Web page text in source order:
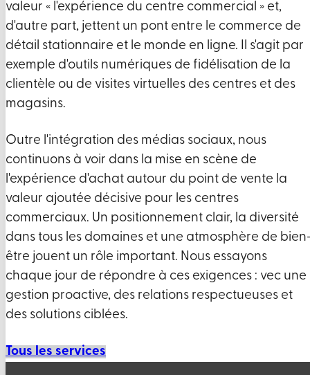
valeur « l'expérience du centre commercial » et,
d'autre part, jettent un pont entre le commerce de
détail stationnaire et le monde en ligne. Il s'agit par
exemple d'outils numériques de fidélisation de la
clientèle ou de visites virtuelles des centres et des
magasins.
Outre l'intégration des médias sociaux, nous
continuons à voir dans la mise en scène de
l'expérience d'achat autour du point de vente la
valeur ajoutée décisive pour les centres
commerciaux. Un positionnement clair, la diversité
dans tous les domaines et une atmosphère de
être jouent un rôle important. Nous essayons
chaque jour de répondre à ces exigences : vec une
gestion proactive, des relations respectueuses et
des solutions ciblées.
Tous les services